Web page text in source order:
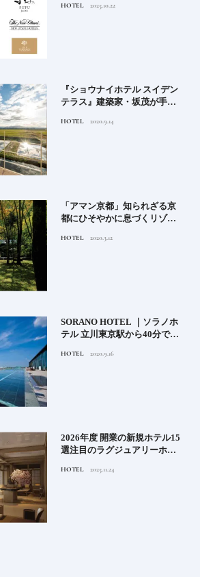
ンド大解剖①
HOTEL 2025.10.22
『ショウナイホテル スイデン
テラス』建築家・坂茂が手掛
シンボル
HOTEL 2020.9.14
「アマン京都」知られざる京
都にひそやかに息づくリゾー
HOTEL 2020.3.12
SORANO HOTEL ｜ソラノホ
テル 立川東京駅から40分で行
HOTEL 2020.9.16
2026年度 開業の新規ホテル15
選注目のラグジュアリーホテ
ィホテルまでご紹介【後編】
HOTEL 2025.11.24